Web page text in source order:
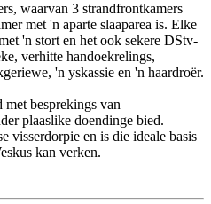
waarvan 3 strandfrontkamers
met 'n aparte slaaparea is. Elke
'n stort en het ook sekere DStv-
verhitte handoekrelings,
'n yskassie en 'n haardroër.
met besprekings van
plaaslike doendinge bied.
visserdorpie en is die ideale basis
kan verken.